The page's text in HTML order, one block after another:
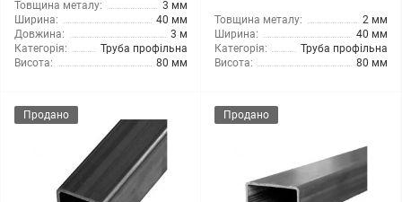
Товщина металу:
3 мм
Ширина:
40 мм
Довжина:
3 м
Категорія:
Труба профільна
Висота:
80 мм
Товщина металу:
2 мм
Ширина:
40 мм
Категорія:
Труба профільна
Висота:
80 мм
Продано Продано